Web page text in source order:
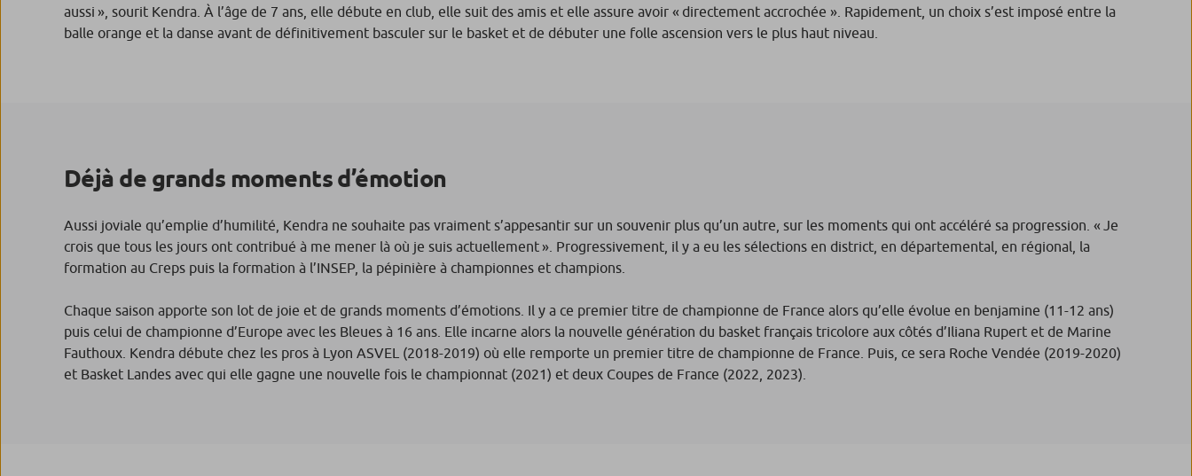
aussi », sourit Kendra. À l’âge de 7 ans, elle débute en club, elle suit des amis et elle assure avoir « directement accrochée ». Rapidement, un choix s’est imposé entre la
balle orange et la danse avant de définitivement basculer sur le basket et de débuter une folle ascension vers le plus haut niveau.
Déjà de grands moments d’émotion
Aussi joviale qu’emplie d’humilité, Kendra ne souhaite pas vraiment s’appesantir sur un souvenir plus qu’un autre, sur les moments qui ont accéléré sa progression. « Je
crois que tous les jours ont contribué à me mener là où je suis actuellement ». Progressivement, il y a eu les sélections en district, en départemental, en régional, la
formation au Creps puis la formation à l’INSEP, la pépinière à championnes et champions.
Chaque saison apporte son lot de joie et de grands moments d’émotions. Il y a ce premier titre de championne de France alors qu’elle évolue en benjamine (11-12 ans)
puis celui de championne d’Europe avec les Bleues à 16 ans. Elle incarne alors la nouvelle génération du basket français tricolore aux côtés d’Iliana Rupert et de Marine
Fauthoux. Kendra débute chez les pros à Lyon ASVEL (2018-2019) où elle remporte un premier titre de championne de France. Puis, ce sera Roche Vendée (2019-2020)
et Basket Landes avec qui elle gagne une nouvelle fois le championnat (2021) et deux Coupes de France (2022, 2023).